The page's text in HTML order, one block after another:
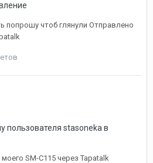
попрошу чтоб глянули Отправлено
пользователя stasoneka в
SM-C115 через Tapatalk